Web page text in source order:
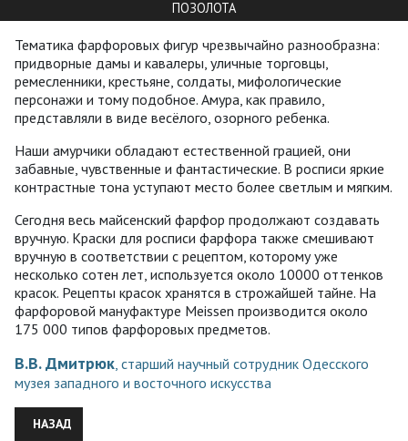
ПОЗОЛОТА
Тематика фарфоровых фигур чрезвычайно разнообразна:
придворные дамы и кавалеры, уличные торговцы,
ремесленники, крестьяне, солдаты, мифологические
персонажи и тому подобное. Амура, как правило,
представляли в виде весёлого, озорного ребенка.
Наши амурчики обладают естественной грацией, они
забавные, чувственные и фантастические. В росписи яркие
контрастные тона уступают место более светлым и мягким.
Сегодня весь майсенский фарфор продолжают создавать
вручную. Краски для росписи фарфора также смешивают
вручную в соответствии с рецептом, которому уже
несколько сотен лет, используется около 10000 оттенков
красок. Рецепты красок хранятся в строжайшей тайне. На
фарфоровой мануфактуре Meissen производится около
175 000 типов фарфоровых предметов.
В.В. Дмитрюк , старший научный сотрудник Одесского
музея западного и восточного искусства
ПРЕДЫДУЩИЙ: ИСТОРИИ ОСВОЕНИЯ ДНЕПРОВСКИХ КРУЧ В
НАЗАД